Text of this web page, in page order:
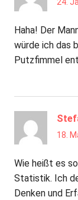
24.
Haha! Der
würde ich das
Putzfimmel
18.
Wie heißt es
Statistik. Ich
Denken und